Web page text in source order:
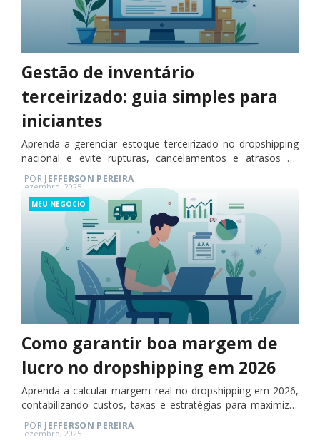
Gestão de inventário
terceirizado: guia simples para
iniciantes
Aprenda a gerenciar estoque terceirizado no dropshipping
nacional e evite rupturas, cancelamentos e atrasos na
entrega.
PORJEFFERSON PEREIRA
Posted
on
ezembro, 2025
Categories
MEU NEGÓCIO
Como garantir boa margem de
lucro no dropshipping em 2026
Aprenda a calcular margem real no dropshipping em 2026,
contabilizando custos, taxas e estratégias para maximizar
lucro.
PORJEFFERSON PEREIRA
Posted
ezembro, 2025